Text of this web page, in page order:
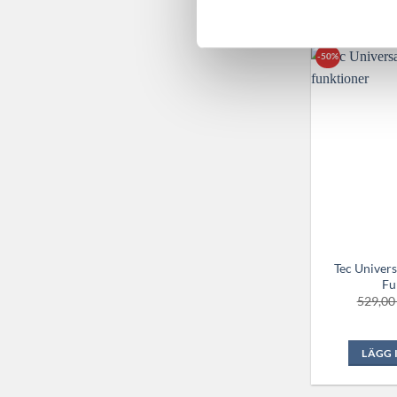
-50%
Tec
529,00
LÄGG